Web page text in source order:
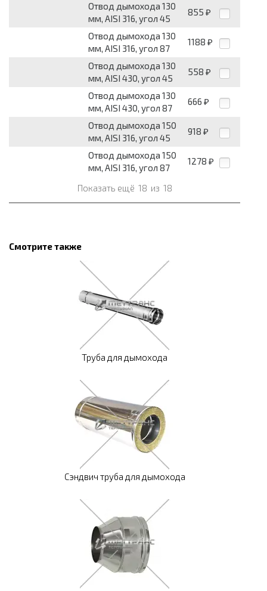
Отвод дымохода 130
мм, AISI 316, угол 45
855 ₽
Отвод дымохода 130
мм, AISI 316, угол 87
1188 ₽
Отвод дымохода 130
мм, AISI 430, угол 45
558 ₽
Отвод дымохода 130
мм, AISI 430, угол 87
666 ₽
Отвод дымохода 150
мм, AISI 316, угол 45
918 ₽
Отвод дымохода 150
мм, AISI 316, угол 87
1278 ₽
Показать ещё 18 из 18
Смотрите также
Труба для дымохода
Сэндвич труба для дымохода